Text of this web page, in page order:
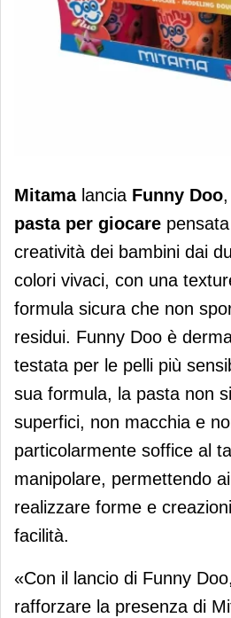
Da Mitama una nuova
per giocare per bambini
Mitama lancia Funny Doo
pasta per giocare
creatività dei bambini dai
colori vivaci, con una
formula sicura che non
residui. Funny Doo è
testata per le pelli più
sua formula, la pasta non
superfici, non macchia e
particolarmente soffice al
manipolare, permettendo
realizzare forme e
facilità.
«Con il lancio di Funny
rafforzare la presenza di